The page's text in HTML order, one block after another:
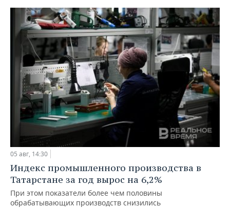
05 авг, 14:30
Индекс промышленного производства в
Татарстане за год вырос на 6,2%
При этом показатели более чем половины
обрабатывающих производств снизились